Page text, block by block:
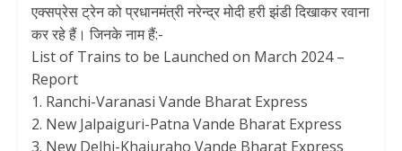
एक्सप्रेस ट्रेन को प्रधानमंत्री नरेन्द्र मोदी हरी झंडी दिखाकर रवाना
कर रहे हैं। जिनके नाम हैं:-
List of Trains to be Launched on March 2024 –
Report
1. Ranchi-Varanasi Vande Bharat Express
2. New Jalpaiguri-Patna Vande Bharat Express
3. New Delhi-Khajuraho Vande Bharat Express